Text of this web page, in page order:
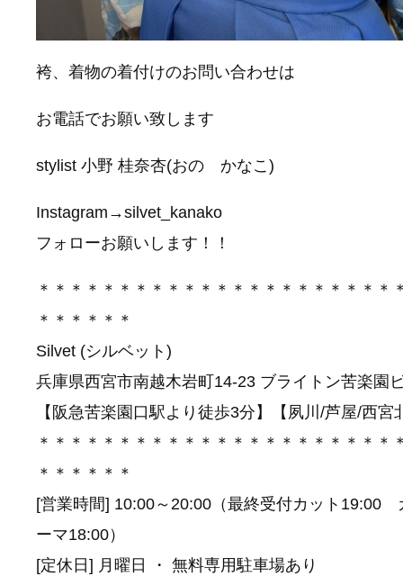
袴、着物の着付けのお問い合わせは
お電話でお願い致します
stylist 小野 桂奈杏(おの かなこ)
Instagram→silvet_kanako
フォローお願いします！！
＊＊＊＊＊＊＊＊＊＊＊＊＊＊＊＊＊＊＊＊＊＊
＊＊＊＊＊＊
Silvet (シルベット)
兵庫県西宮市南越木岩町14-23 ブライトン苦楽園
【阪急苦楽園口駅より徒歩3分】【夙川/芦屋/西宮
＊＊＊＊＊＊＊＊＊＊＊＊＊＊＊＊＊＊＊＊＊＊
＊＊＊＊＊＊
[営業時間] 10:00～20:00（最終受付カット19:00
ーマ18:00）
[定休日] 月曜日 ・ 無料専用駐車場あり